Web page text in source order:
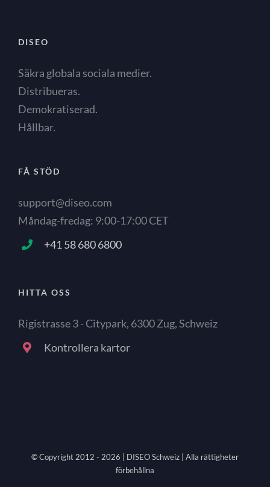
DISEO
Säkra globala sociala medier.
Distribueras.
Demokratiserad.
Hållbar.
FÅ STÖD
support@diseo.com
Måndag-fredag: 9:00-17:00 CET
+41 58 680 6800
HITTA OSS
Rigistrasse 3 - Citypark, 6300 Zug, Schweiz
Kontrollera kartor
© Copyright 2012 - 2026 | DISEO Schweiz | Alla rättigheter
förbehållna